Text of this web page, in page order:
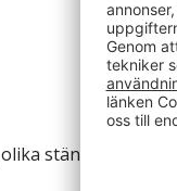
stängande